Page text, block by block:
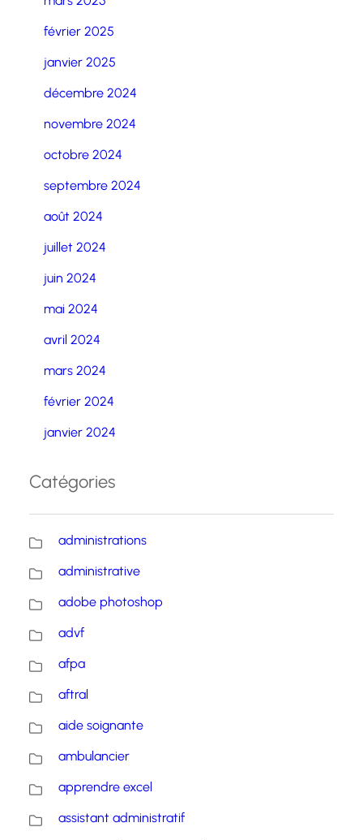
février 2025
janvier 2025
décembre 2024
novembre 2024
octobre 2024
septembre 2024
août 2024
juillet 2024
juin 2024
mai 2024
avril 2024
mars 2024
février 2024
janvier 2024
Catégories
administrations
administrative
adobe photoshop
advf
afpa
aftral
aide soignante
ambulancier
apprendre excel
assistant administratif